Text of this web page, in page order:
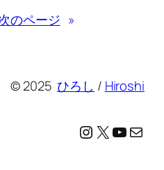
のページ »
© 2025ひろし / Hiroshi
Instagram
X メール